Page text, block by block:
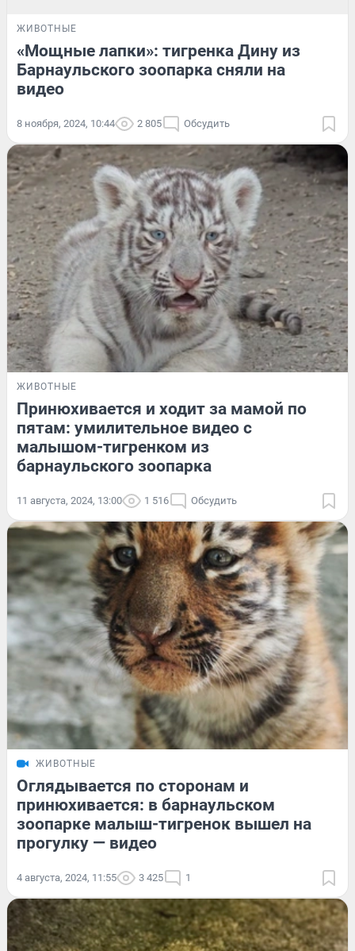
ЖИВОТНЫЕ
«Мощные лапки»: тигренка Дину из
Барнаульского зоопарка сняли на
видео
8 ноября, 2024, 10:44 2 805 Обсудить
ЖИВОТНЫЕ
Принюхивается и ходит за мамой по
пятам: умилительное видео с
малышом-тигренком из
барнаульского зоопарка
11 августа, 2024, 13:00 1 516 Обсудить
ЖИВОТНЫЕ
Оглядывается по сторонам и
принюхивается: в барнаульском
зоопарке малыш-тигренок вышел на
прогулку — видео
4 августа, 2024, 11:55 3 425 1